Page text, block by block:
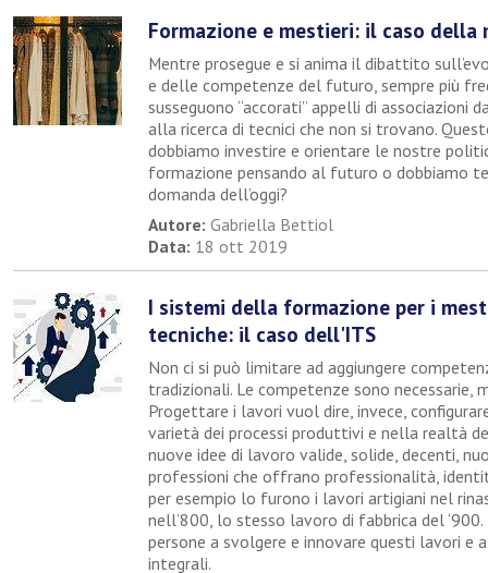
Formazione e mestieri: il caso della
Mentre prosegue e si anima il dibattito
e delle competenze del futuro, sempre più
susseguono “accorati” appelli di associazioni
alla ricerca di tecnici che non si trovano.
dobbiamo investire e orientare le nostre
formazione pensando al futuro o dobbiamo
domanda dell’oggi?
Autore: Gabriella Bettiol
Data: 18 ott 2019
I sistemi della formazione per i
tecniche: il caso dell'ITS
Non ci si può limitare ad aggiungere
tradizionali. Le competenze sono necessarie,
Progettare i lavori vuol dire, invece,
varietà dei processi produttivi e nella realtà
nuove idee di lavoro valide, solide, decenti,
professioni che offrano professionalità,
per esempio lo furono i lavori artigiani nel
nell’800, lo stesso lavoro di fabbrica del
persone a svolgere e innovare questi lavori e
integrali.